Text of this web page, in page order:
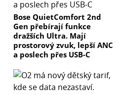
Bose QuietComfort 2nd
Gen přebírají funkce
dražších Ultra. Mají
prostorový zvuk, lepší ANC
a poslech přes USB-C